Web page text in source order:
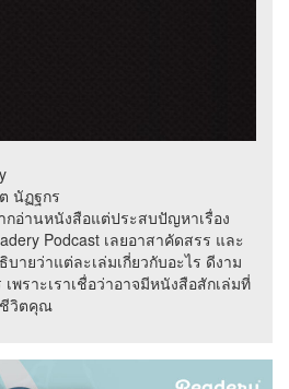
นัฏฐกร
กอ่านหนังสือแต่ประสบปัญหาเรื่อง
Podcast เลยอาสาคัดสรร และ
ายว่าแต่ละเล่มเกี่ยวกับอะไร ดีงาม
พราะเราเชื่อว่าอาจมีหนังสือสักเล่มที่
ชีวิตคุณ